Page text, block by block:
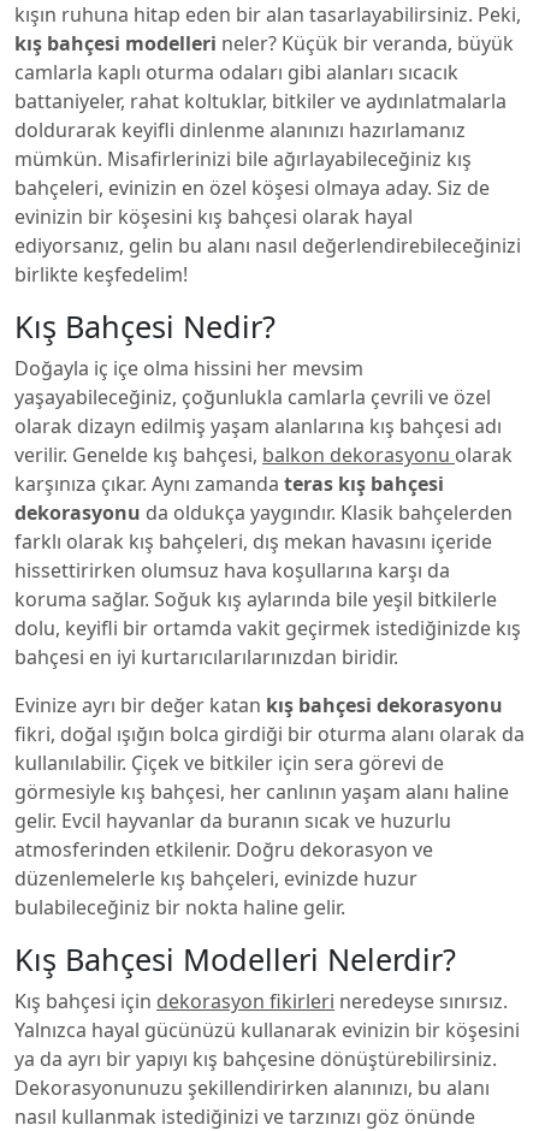
kışın ruhuna hitap eden bir alan tasarlayabilirsiniz. Peki,
kış bahçesi modelleri neler? Küçük bir veranda, büyük
camlarla kaplı oturma odaları gibi alanları sıcacık
battaniyeler, rahat koltuklar, bitkiler ve aydınlatmalarla
doldurarak keyifli dinlenme alanınızı hazırlamanız
mümkün. Misafirlerinizi bile ağırlayabileceğiniz kış
bahçeleri, evinizin en özel köşesi olmaya aday. Siz de
evinizin bir köşesini kış bahçesi olarak hayal
ediyorsanız, gelin bu alanı nasıl değerlendirebileceğinizi
birlikte keşfedelim!
Kış Bahçesi Nedir?
Doğayla iç içe olma hissini her mevsim
yaşayabileceğiniz, çoğunlukla camlarla çevrili ve özel
olarak dizayn edilmiş yaşam alanlarına kış bahçesi adı
verilir. Genelde kış bahçesi, balkon dekorasyonu olarak
karşınıza çıkar. Aynı zamanda teras kış bahçesi
dekorasyonu da oldukça yaygındır. Klasik bahçelerden
farklı olarak kış bahçeleri, dış mekan havasını içeride
hissettirirken olumsuz hava koşullarına karşı da
koruma sağlar. Soğuk kış aylarında bile yeşil bitkilerle
dolu, keyifli bir ortamda vakit geçirmek istediğinizde kış
bahçesi en iyi kurtarıcılarılarınızdan biridir.
Evinize ayrı bir değer katan kış bahçesi dekorasyonu
fikri, doğal ışığın bolca girdiği bir oturma alanı olarak da
kullanılabilir. Çiçek ve bitkiler için sera görevi de
görmesiyle kış bahçesi, her canlının yaşam alanı haline
gelir. Evcil hayvanlar da buranın sıcak ve huzurlu
atmosferinden etkilenir. Doğru dekorasyon ve
düzenlemelerle kış bahçeleri, evinizde huzur
bulabileceğiniz bir nokta haline gelir.
Kış Bahçesi Modelleri Nelerdir?
Kış bahçesi için dekorasyon fikirleri neredeyse sınırsız.
Yalnızca hayal gücünüzü kullanarak evinizin bir köşesini
ya da ayrı bir yapıyı kış bahçesine dönüştürebilirsiniz.
Dekorasyonunuzu şekillendirirken alanınızı, bu alanı
nasıl kullanmak istediğinizi ve tarzınızı göz önünde